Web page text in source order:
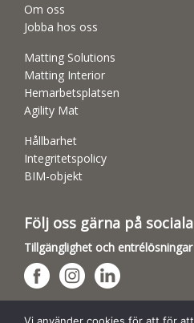
Om oss
Jobba hos oss
Matting Solutions
Matting Interior
Hemarbetsplatsen
Agility Mat
Hållbarhet
Integritetspolicy
BIM-objekt
Följ oss gärna på
Tillgänglighet och entrélösningar
Hundsporthallar